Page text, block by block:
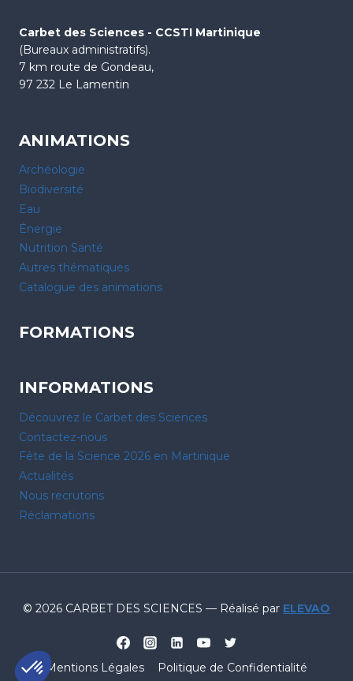
Carbet des Sciences - CCSTI Martinique
(Bureaux administratifs).
7 km route de Gondeau,
97 232 Le Lamentin
ANIMATIONS
Archéologie
Biodiversité
Eau
Énergie
Nutrition Santé
Autres thématiques
Catalogue des animations
FORMATIONS
INFORMATIONS
Découvrez le Carbet des Sciences
Contactez-nous
Fête de la Science 2026 en Martinique
Actualités
Nous recrutons
Réclamations
© 2026 CARBET DES SCIENCES — Réalisé par ELEVAO
Mentions Légales Politique de Confidentialité